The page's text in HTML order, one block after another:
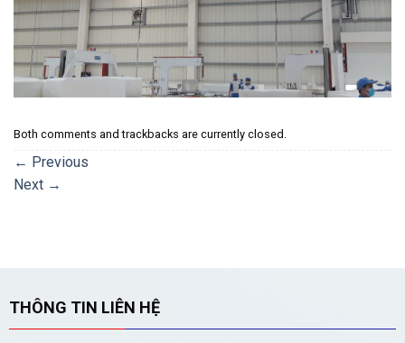
Both comments and trackbacks are currently closed.
← Previous
Next →
THÔNG TIN LIÊN HỆ